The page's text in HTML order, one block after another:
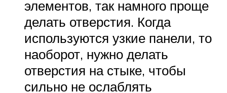
элементов, так намного проще
делать отверстия. Когда
используются узкие панели, то
наоборот, нужно делать
отверстия на стыке, чтобы
сильно не ослаблять